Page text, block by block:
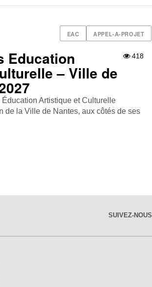
EAC APPEL-A-PROJET
418
Education
– Ville de
Artistique et Culturelle
de la Ville de Nantes, aux côtés de ses
SUIVEZ-NOUS